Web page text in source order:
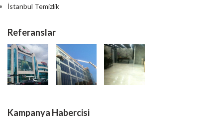
İstanbul Temizlik
Referanslar
Kampanya Habercisi